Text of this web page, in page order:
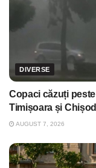
DIVERSE
Copaci căzuți
Timișoara și
AUGUST 7, 2026